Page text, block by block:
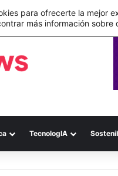
el costo de los errores
TecnologIA
para ofrecerte la mejor
más información